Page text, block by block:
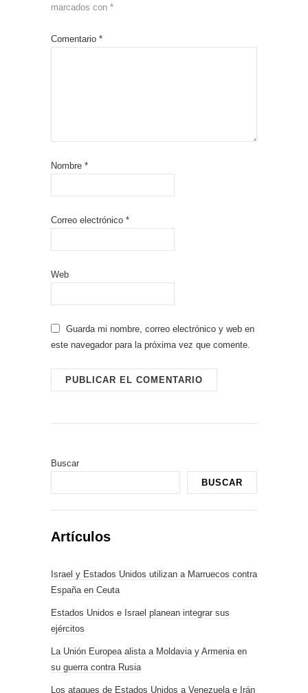
marcados con *
Comentario *
Nombre *
Correo electrónico *
Web
Guarda mi nombre, correo electrónico y web en
este navegador para la próxima vez que comente.
Buscar
BUSCAR
Artículos
Israel y Estados Unidos utilizan a Marruecos contra
España en Ceuta
Estados Unidos e Israel planean integrar sus
ejércitos
La Unión Europea alista a Moldavia y Armenia en
su guerra contra Rusia
Los ataques de Estados Unidos a Venezuela e Irán